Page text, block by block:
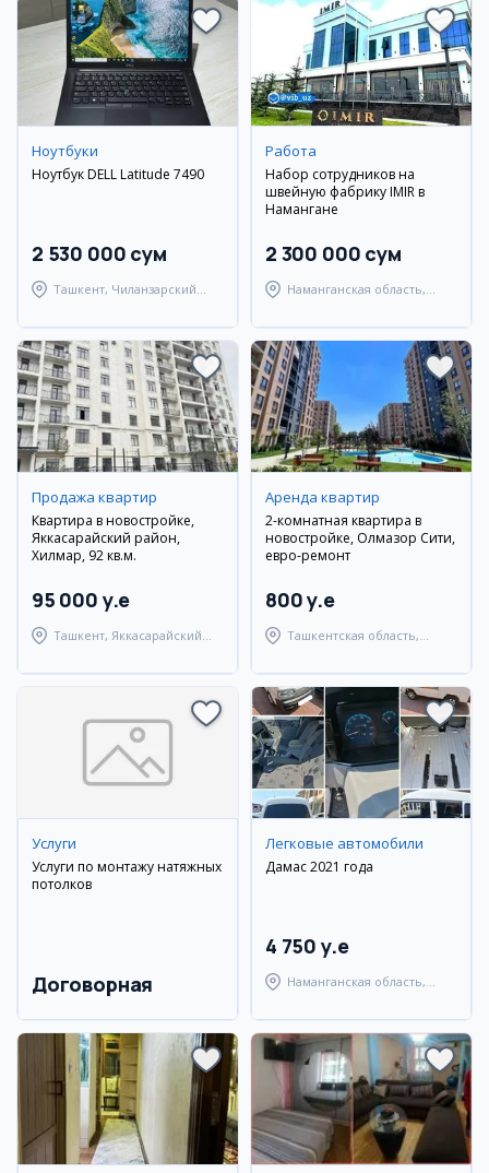
Ноутбуки
Ноутбук DELL Latitude 7490
2 530 000 сум
Ташкент, Чиланзарский
Работа
Набор сотрудников на
швейную фабрику IMIR в
Намангане
2 300 000 сум
Наманганская область,
Продажа квартир
Квартира в новостройке,
Яккасарайский район,
Хилмар, 92 кв.м.
95 000 y.e
Ташкент, Яккасарайский
Аренда квартир
2-комнатная квартира в
новостройке, Олмазор Сити,
евро-ремонт
800 y.e
Ташкентская область,
Услуги
Услуги по монтажу натяжных
потолков
Договорная
Легковые автомобили
Дамас 2021 года
4 750 y.e
Наманганская область,